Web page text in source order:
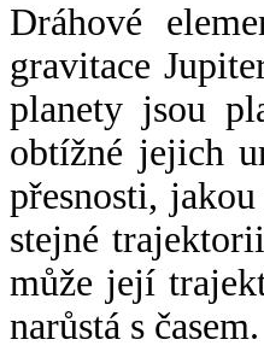
Dráhové
gravitace
planety jsou
obtížné jejich
přesnosti,
stejné
může její
narůstá s časem.